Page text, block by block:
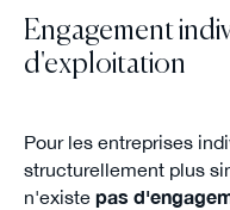
Engagement
d'exploitation
Pour les entreprises
structurellement plus
n'existe pas